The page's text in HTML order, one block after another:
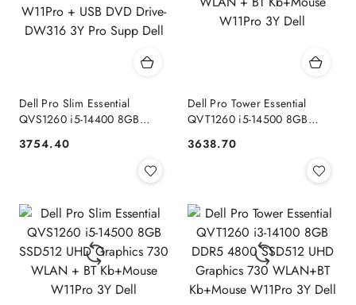
Dell Pro Slim Essential
QVS1260 i5-14400 8GB
WLAN+BT Kb+Mouse
W11Pro + USB DVD Drive-
DW316 3Y Pro Supp Dell
Cena:
3754.40
Dell Pro Tower Essential
QVT1260 i5-14500 8GB
WLAN + BT Kb+Mouse
Cena:
3638.70